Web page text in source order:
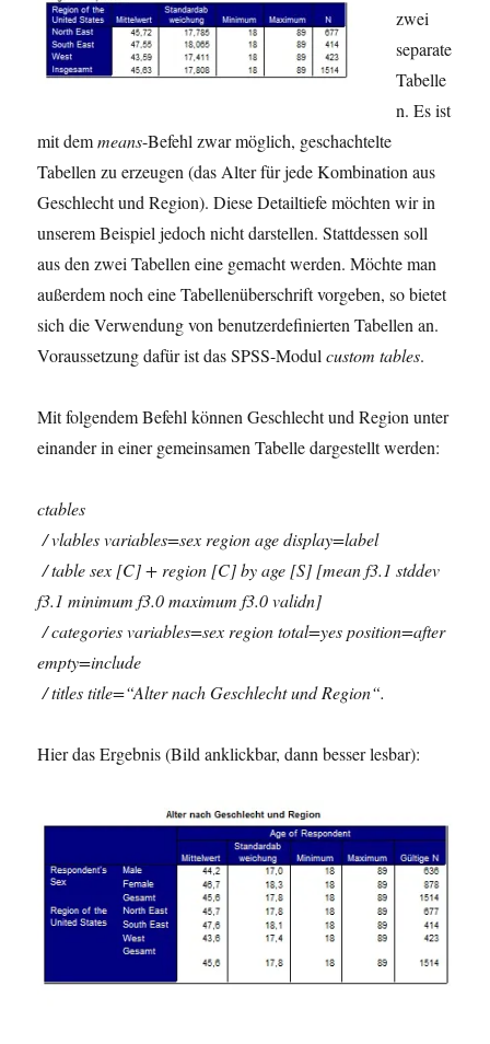
zwei
separate
Tabelle
n. Es ist
mit demmeans-Befehl zwar möglich, geschachtelte
Tabellen zu erzeugen (das Alter für jede Kombination aus
Geschlecht und Region). Diese Detailtiefe möchten wir in
unserem Beispiel jedoch nicht darstellen. Stattdessen soll
aus den zwei Tabellen eine gemacht werden. Möchte man
außerdem noch eine Tabellenüberschrift vorgeben, so bietet
sich die Verwendung von benutzerdefinierten Tabellen an.
Voraussetzung dafür ist das SPSS-Modulcustom tables.
Mit folgendem Befehl können Geschlecht und Region unter
einander in einer gemeinsamen Tabelle dargestellt werden:
ctables
/ vlables variables=sex region age display=label
/ table sex [C] + region [C] by age [S] [mean f3.1 stddev
f3.1 minimum f3.0 maximum f3.0 validn]
/ categories variables=sex region total=yes position=after
empty=include
/ titles title=“Alter nach Geschlecht und Region“.
Hier das Ergebnis (Bild anklickbar, dann besser lesbar):